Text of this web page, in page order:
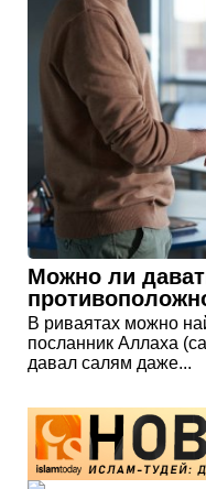
Можно ли
В риваятах можно
посланник Аллаха
давал салям даже...